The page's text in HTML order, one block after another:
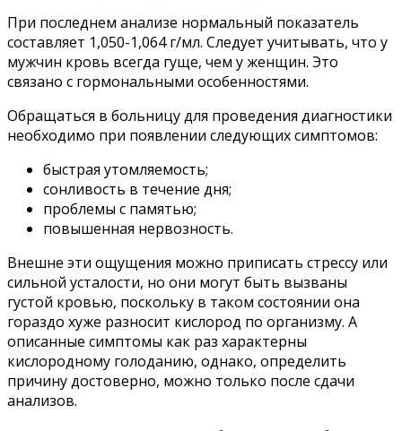
При последнем анализе нормальный показатель
составляет 1,050-1,064 г/мл. Следует учитывать, что у
мужчин кровь всегда гуще, чем у женщин. Это
связано с гормональными особенностями.
Обращаться в больницу для проведения диагностики
необходимо при появлении следующих симптомов:
быстрая утомляемость;
сонливость в течение дня;
проблемы с памятью;
повышенная нервозность.
Внешне эти ощущения можно приписать стрессу или
сильной усталости, но они могут быть вызваны
густой кровью, поскольку в таком состоянии она
гораздо хуже разносит кислород по организму. А
описанные симптомы как раз характерны
кислородному голоданию, однако, определить
причину достоверно, можно только после сдачи
анализов.